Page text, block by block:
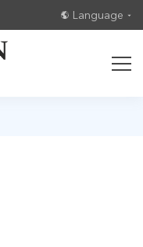
Language